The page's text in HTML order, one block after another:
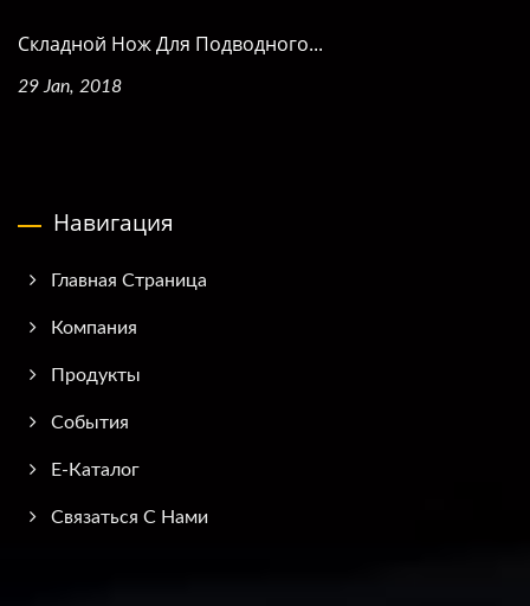
Складной Нож Для Подводного...
29 Jan, 2018
Навигация
Главная Страница
Компания
Продукты
События
E-Каталог
Связаться С Нами